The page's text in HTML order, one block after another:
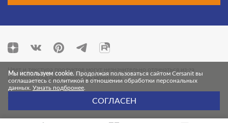
Цвет и текстура продуктов могут незначительно отличаться из-за
особенностей цветопередачи монитора.
© 2026 Cersanit. Все права защищены.
Мы используем cookie. Продолжая пользоваться сайтом Cersanit вы
соглашаетесь с политикой в отношении обработки персональных
данных. Узнать подбронее
СОГЛАСЕН